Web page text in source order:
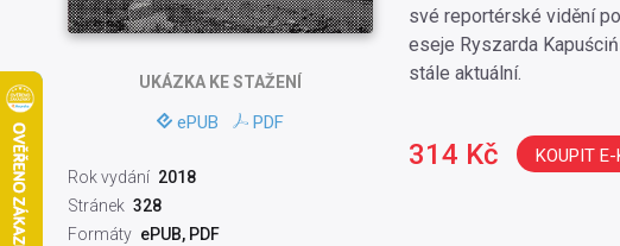
UKÁZKAKE STAŽENÍ
ePUB PDF
Rok vydání 2018
Stránek 328
Formáty ePUB, PDF
své reportérské vidění
eseje Ryszarda
stále aktuální.
314 Kč KOUPIT E-